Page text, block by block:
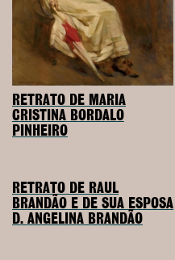
RETRATO DE MARIA
CRISTINA BORDALO
PINHEIRO
RETRATO DE RAUL
BRANDÃO E DE SUA ESPOSA
D. ANGELINA BRANDÃO